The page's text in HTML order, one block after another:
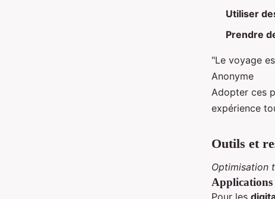
Utiliser
Prendre
"Le voyage
Anonyme
Adopter ces
expérience
Outils et
Optimisation
Applications